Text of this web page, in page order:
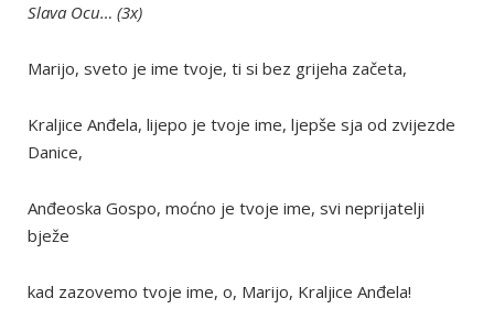
Slava Ocu… (3x)
Marijo, sveto je ime tvoje, ti si bez grijeha začeta,
Kraljice Anđela, lijepo je tvoje ime, ljepše sja od zvijezde
Danice,
Anđeoska Gospo, moćno je tvoje ime, svi neprijatelji
bježe
kad zazovemo tvoje ime, o, Marijo, Kraljice Anđela!